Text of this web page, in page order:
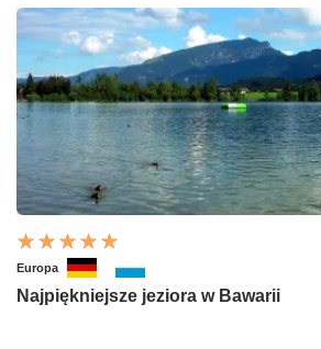
Europa
Najpiękniejsze jeziora w Bawarii